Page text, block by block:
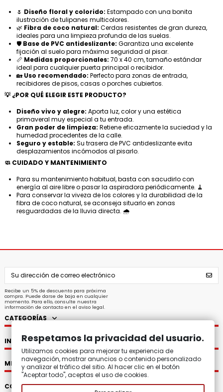
🌷 Diseño floral y colorido: Estampado con una bonita
ilustración de tulipanes multicolores.
🌿 Fibra de coco natural: Cerdas resistentes de gran dureza,
ideales para una limpieza profunda de las suelas.
🛡️ Base de PVC antideslizante: Garantiza una excelente
fijación al suelo para máxima seguridad al pisar.
📏 Medidas proporcionales: 70 x 40 cm, tamaño estándar
ideal para cualquier puerta principal o recibidor.
🏡 Uso recomendado: Perfecto para zonas de entrada,
recibidores de pisos, casas o porches cubiertos.
💡 ¿POR QUÉ ELEGIR ESTE PRODUCTO?
Diseño vivo y alegre: Aporta luz, color y una estética
primaveral muy especial a tu entrada.
Gran poder de limpieza: Retiene eficazmente la suciedad y la
humedad procedentes de la calle.
Seguro y estable: Su trasera de PVC antideslizante evita
desplazamientos incómodos al pisarlo.
🧼 CUIDADO Y MANTENIMIENTO
Para su mantenimiento habitual, basta con sacudirlo con
energía al aire libre o pasar la aspiradora periódicamente. 🧹
Para conservar la viveza de los colores y la durabilidad de la
fibra de coco natural, se aconseja situarlo en zonas
resguardadas de la lluvia directa. 🌧️
Recibe un 5% de descuento para próxima
compra. Puede darse de baja en cualquier
momento. Para ello, consulte nuestra
información de contacto en el aviso legal.
CATEGORÍAS
INFORMACIÓN
MI CUENTA
CONTACTO
Respetamos la privacidad del usuario.
Utilizamos cookies para mejorar tu experiencia de
navegación, mostrar anuncios o contenido personalizado
y analizar el tráfico del sitio. Al hacer clic en el botón
"Aceptar todo", aceptas el uso de cookies.